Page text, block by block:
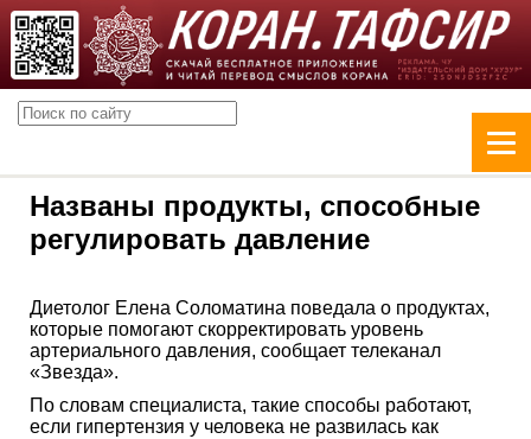
Названы продукты, способные
регулировать давление
Диетолог Елена Соломатина поведала о продуктах,
которые помогают скорректировать уровень
артериального давления, сообщает телеканал
«Звезда».
По словам специалиста, такие способы работают,
если гипертензия у человека не развилась как